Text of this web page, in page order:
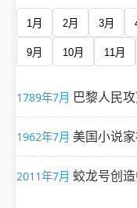
1月 2月 3月
9月 10月 11月
1789年7月 巴黎人民
1962年7月 美国小说
2011年7月 蛟龙号创